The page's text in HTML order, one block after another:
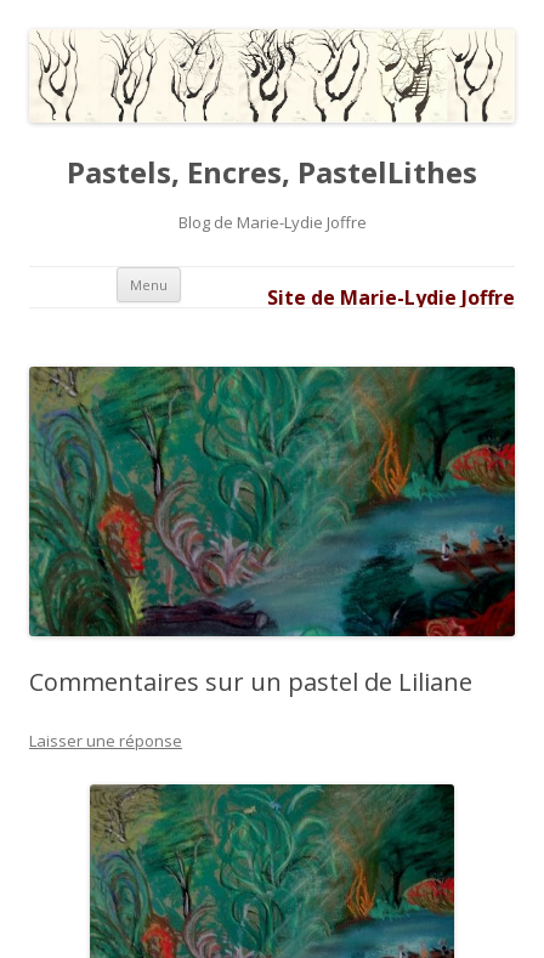
Pastels, Encres, PastelLithes
Blog de Marie-Lydie Joffre
Menu Aller au contenu principal
Site de Marie-Lydie Joffre
Commentaires sur un pastel de Liliane
Laisser une réponse